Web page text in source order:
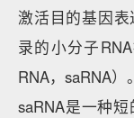
激活目的基因
录的小分子
RNA，saRNA）。
saRNA是一种